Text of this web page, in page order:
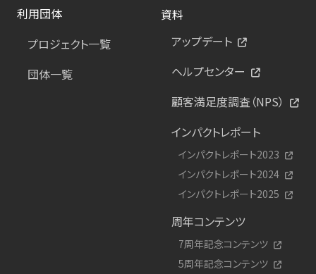
利用団体
プロジェクト一覧
団体一覧
資料
アップデート
ヘルプセンター
顧客満足度調査（NPS）
インパクトレポート
インパクトレポート2023
インパクトレポート2024
インパクトレポート2025
周年コンテンツ
7周年記念コンテンツ
5周年記念コンテンツ